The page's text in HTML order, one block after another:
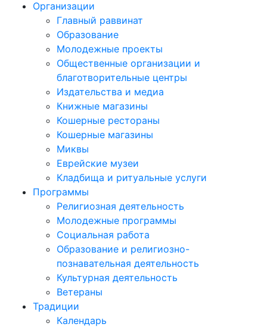
Организации
Главный раввинат
Образование
Молодежные проекты
Общественные организации и
благотворительные центры
Издательства и медиа
Книжные магазины
Кошерные рестораны
Кошерные магазины
Миквы
Еврейские музеи
Кладбища и ритуальные услуги
Программы
Религиозная деятельность
Молодежные программы
Социальная работа
Образование и религиозно-
познавательная деятельность
Культурная деятельность
Ветераны
Традиции
Календарь